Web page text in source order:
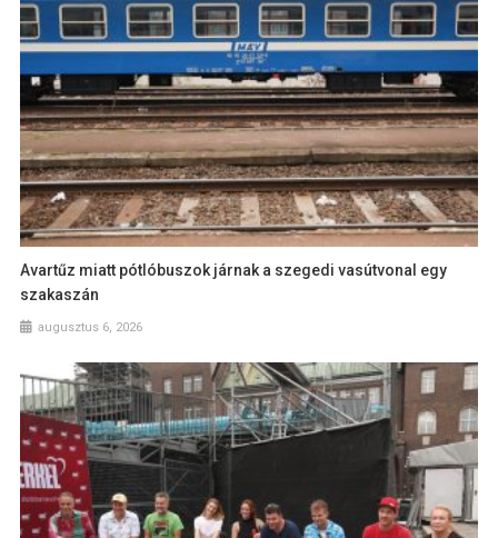
Avartűz miatt pótlóbuszok járnak a szegedi vasútvonal egy
szakaszán
augusztus 6, 2026